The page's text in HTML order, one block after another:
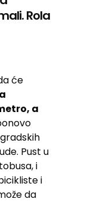
Rola
će
a
Pust u
i
i
da